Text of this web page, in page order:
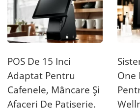
POS De 15 Inci
Adaptat Pentru
Cafenele, Mâncare Și
Afaceri De Patiserie.
One